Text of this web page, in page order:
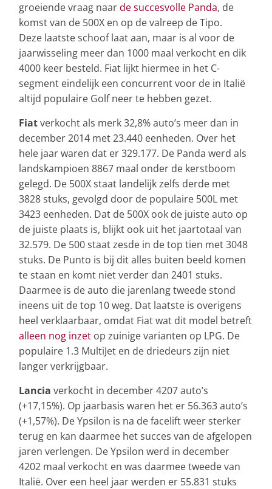
groeiende vraag naarde succesvolle Panda, de
komst van de 500X en op de valreep de Tipo.
Deze laatste schoof laat aan, maar is al voor de
jaarwisseling meer dan 1000 maal verkocht en dik
4000 keer besteld. Fiat lijkt hiermee in het C-
segment eindelijk een concurrent voor de in Italië
altijd populaire Golf neer te hebben gezet.
Fiatverkocht als merk 32,8% auto’s meer dan in
december 2014 met 23.440 eenheden. Over het
hele jaar waren dat er 329.177. De Panda werd als
landskampioen 8867 maal onder de kerstboom
gelegd. De 500X staat landelijk zelfs derde met
3828 stuks, gevolgd door de populaire 500L met
3423 eenheden. Dat de 500X ook de juiste auto op
de juiste plaats is, blijkt ook uit het jaartotaal van
32.579. De 500 staat zesde in de top tien met 3048
stuks. De Punto is bij dit alles buiten beeld komen
te staan en komt niet verder dan 2401 stuks.
Daarmee is de auto die jarenlang tweede stond
ineens uit de top 10 weg. Dat laatste is overigens
heel verklaarbaar, omdat Fiat wat dit model betreft
alleen nog inzet op zuinige varianten op LPG. De
populaire 1.3 MultiJet en de driedeurs zijn niet
langer verkrijgbaar.
Lancia verkocht in december 4207 auto’s
(+17,15%). Op jaarbasis waren het er 56.363 auto’s
(+1,57%). De Ypsilon is na de facelift weer sterker
terug en kan daarmee het succes van de afgelopen
jaren verlengen. De Ypsilon werd in december
4202 maal verkocht en was daarmee tweede van
Italië. Over een heel jaar werden er 55.831 stuks